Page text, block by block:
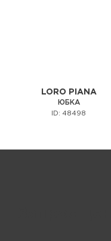
LORO PIANA
ЮБКА
ID: 48498